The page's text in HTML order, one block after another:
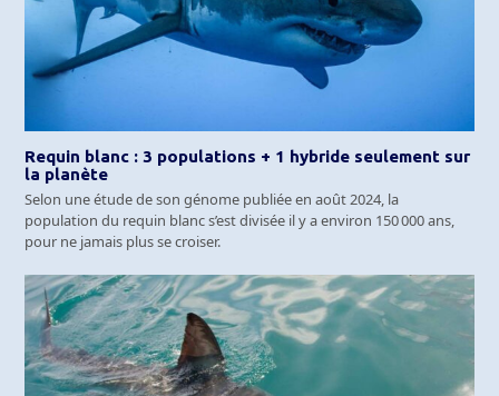
Requin blanc : 3 populations + 1 hybride seulement sur
la planète
Selon une étude de son génome publiée en août 2024, la
population du requin blanc s’est divisée il y a environ 150 000 ans,
pour ne jamais plus se croiser.